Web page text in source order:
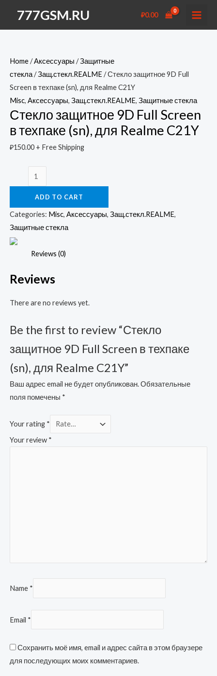
содержимому
777GSM.RU ₽0.00
Home/Аксессуары /Защитные
стекла/Защ.стекл.REALME/ Стекло защитное 9D Full
Screen в техпаке (sn), для Realme C21Y
Misc, Аксессуары, Защ.стекл.REALME, Защитные стекла
Стекло защитное 9D Full Screen
в техпаке (sn), для Realme C21Y
₽150.00 + Free Shipping
защитное
Full
Screen
в
техпаке
для
C21Y
ADD TO CART
Categories: Misc, Аксессуары, Защ.стекл.REALME,
Защитные стекла
Reviews (0)
Reviews
There are no reviews yet.
Be the first to review “Стекло
защитное 9D Full Screen в техпаке
(sn), для Realme C21Y”
Ваш адрес email не будет опубликован.Обязательные
поля помечены *
Your rating *
Your review *
Name *
Email *
Сохранить моё имя, email и адрес сайта в этом браузере
для последующих моих комментариев.